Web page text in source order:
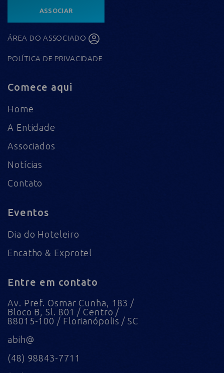
ASSOCIAR
ÁREA DO ASSOCIADO
POLÍTICA DE PRIVACIDADE
Comece aqui
Home
A Entidade
Associados
Notícias
Contato
Eventos
Dia do Hoteleiro
Encatho & Exprotel
Entre em contato
Av. Pref. Osmar Cunha, 183 /
Bloco B, Sl. 801 / Centro /
88015-100 / Florianópolis / SC
abih@
(48) 98843-7711